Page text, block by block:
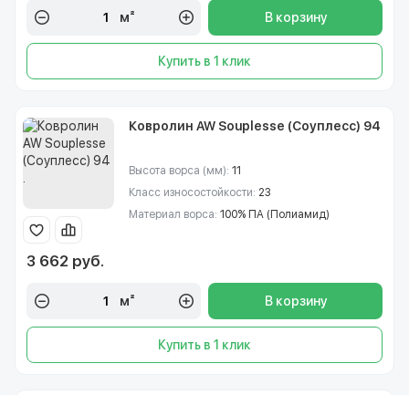
м² В корзину
Купить в 1 клик
Ковролин AW Souplesse (Соуплесс) 94
Высота ворса (мм): 11
Класс износостойкости: 23
Материал ворса: 100% ПА (Полиамид)
3 662 руб.
м² В корзину
Купить в 1 клик